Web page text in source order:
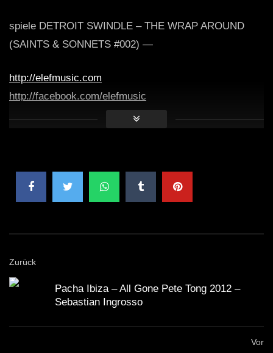
spiele DETROIT SWINDLE – THE WRAP AROUND
(SAINTS & SONNETS #002) —
http://elefmusic.com
http://facebook.com/elefmusic
Zurück
Pacha Ibiza – All Gone Pete Tong 2012 –
Sebastian Ingrosso
Vor